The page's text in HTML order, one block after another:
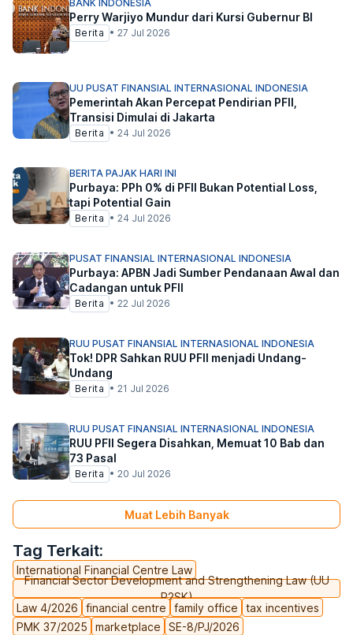
Tag Terkait:
International Financial Centre Law
Financial Sector Development and Strengthening Law (UU
P2SK)
Law 4/2026 financial centre family office
tax incentives
PMK 37/2025
marketplace SE-8/PJ/2026
BANK INDONESIA
Perry Warjiyo Mundur dari Kursi Gubernur BI
Berita • 27 Jul 2026
UU PUSAT FINANSIAL INTERNASIONAL INDONESIA
Pemerintah Akan Percepat Pendirian PFII,
Transisi Dimulai di Jakarta
Berita • 24 Jul 2026
BERITA PAJAK HARI INI
Purbaya: PPh 0% di PFII Bukan Potential Loss,
tapi Potential Gain
Berita • 24 Jul 2026
PUSAT FINANSIAL INTERNASIONAL INDONESIA
Purbaya: APBN Jadi Sumber Pendanaan Awal dan
Cadangan untuk PFII
Berita • 22 Jul 2026
RUU PUSAT FINANSIAL INTERNASIONAL INDONESIA
Tok! DPR Sahkan RUU PFII menjadi Undang-
Undang
Berita • 21 Jul 2026
RUU PUSAT FINANSIAL INTERNASIONAL INDONESIA
RUU PFII Segera Disahkan, Memuat 10 Bab dan
73 Pasal
Berita • 20 Jul 2026
Muat Lebih Banyak